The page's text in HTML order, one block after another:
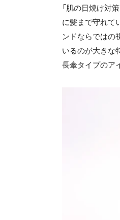
「肌の日焼け対
に髪まで守れて
ンドならではの
いるのが大きな
長傘タイプのア